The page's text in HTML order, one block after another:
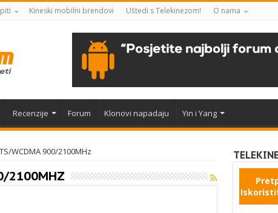
Kineski mobilni brendovi Uštedi s Telekinezom! O nama
Recenzije Forum Klonovi napadaju Yin i Yang
WCDMA 900/2100MHz
2100MHZ